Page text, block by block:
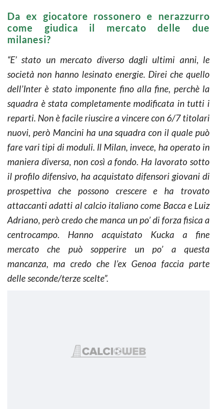
Da ex giocatore rossonero e nerazzurro
come giudica il mercato delle due
milanesi?
“E’ stato un mercato diverso dagli ultimi anni, le
società non hanno lesinato energie. Direi che quello
dell’Inter è stato imponente fino alla fine, perchè la
squadra è stata completamente modificata in tutti i
reparti. Non è facile riuscire a vincere con 6/7 titolari
nuovi, però Mancini ha una squadra con il quale può
fare vari tipi di moduli. Il Milan, invece, ha operato in
maniera diversa, non così a fondo. Ha lavorato sotto
il profilo difensivo, ha acquistato difensori giovani di
prospettiva che possono crescere e ha trovato
attaccanti adatti al calcio italiano come Bacca e Luiz
Adriano, però credo che manca un po’ di forza fisica a
centrocampo. Hanno acquistato Kucka a fine
mercato che può sopperire un po’ a questa
mancanza, ma credo che l’ex Genoa faccia parte
delle seconde/terze scelte”.